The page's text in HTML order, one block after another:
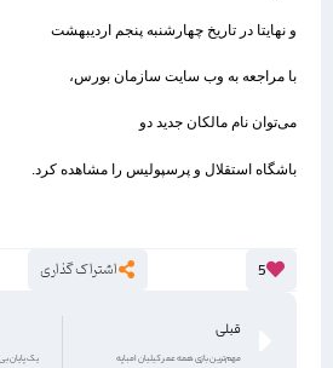
و نهایتا در تاریخ چهارشنبه پنجم اردیبهشت
با مراجعه به وب سایت سازمان بورس،
می‌توان نام مالکان جدید دو
باشگاه استقلال و پرسپولیس را مشاهده کرد.
5 اشتراک گذاری
قبلی
مهم‌ترین بازی همه عمر کیلیان امباپه یک پایان